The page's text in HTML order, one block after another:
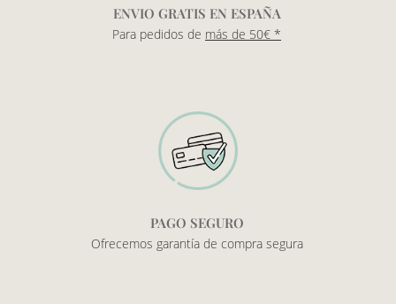
ENVIO GRATIS EN ESPAÑA
Para pedidos de más de 50€ *
PAGO SEGURO
Ofrecemos garantía de compra segura